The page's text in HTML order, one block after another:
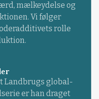
mælkeydelse og
Vi følger
rolle
Landbrugs global-
er han draget